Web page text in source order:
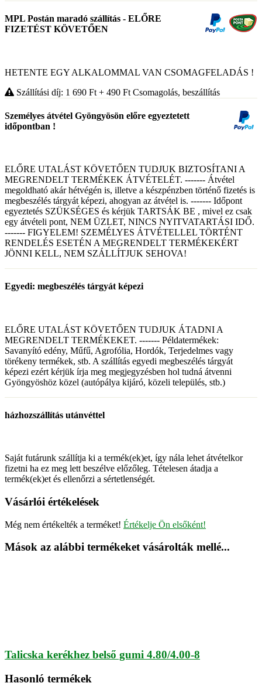
MPL Postán maradó szállítás - ELŐRE
FIZETÉST KÖVETŐEN
HETENTE EGY ALKALOMMAL VAN CSOMAGFELADÁS !
Szállítási díj: 1 690 Ft + 490 Ft Csomagolás, beszállítás
Személyes átvétel Gyöngyösön előre egyeztetett
időpontban !
ELŐRE UTALÁST KÖVETŐEN TUDJUK BIZTOSÍTANI A
MEGRENDELT TERMÉKEK ÁTVÉTELÉT. ------- Átvétel
megoldható akár hétvégén is, illetve a készpénzben történő fizetés is
megbeszélés tárgyát képezi, ahogyan az átvétel is. ------- Időpont
egyeztetés SZÜKSÉGES és kérjük TARTSÁK BE , mivel ez csak
egy átvételi pont, NEM ÜZLET, NINCS NYITVATARTÁSI IDŐ.
------- FIGYELEM! SZEMÉLYES ÁTVÉTELLEL TÖRTÉNT
RENDELÉS ESETÉN A MEGRENDELT TERMÉKEKÉRT
JÖNNI KELL, NEM SZÁLLÍTJUK SEHOVA!
Egyedi: megbeszélés tárgyát képezi
ELŐRE UTALÁST KÖVETŐEN TUDJUK ÁTADNI A
MEGRENDELT TERMÉKEKET. ------- Példatermékek:
Savanyító edény, Műfű, Agrofólia, Hordók, Terjedelmes vagy
törékeny termékek, stb. A szállítás egyedi megbeszélés tárgyát
képezi ezért kérjük írja meg megjegyzésben hol tudná átvenni
Gyöngyöshöz közel (autópálya kijáró, közeli település, stb.)
házhozszállítás utánvéttel
Saját futárunk szállítja ki a termék(ek)et, így nála lehet átvételkor
fizetni ha ez meg lett beszélve előzőleg. Tételesen átadja a
termék(ek)et és ellenőrzi a sértetlenségét.
Vásárlói értékelések
Még nem értékelték a terméket! Értékelje Ön elsőként!
Mások az alábbi termékeket vásárolták mellé...
Talicska kerékhez belső gumi 4.80/4.00-8
Hasonló termékek